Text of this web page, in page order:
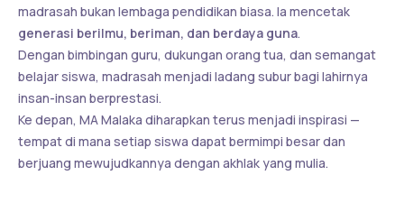
madrasah bukan lembaga pendidikan biasa. Ia mencetak
generasi berilmu, beriman, dan berdaya guna.
Dengan bimbingan guru, dukungan orang tua, dan semangat
belajar siswa, madrasah menjadi ladang subur bagi lahirnya
insan-insan berprestasi.
Ke depan, MA Malaka diharapkan terus menjadi inspirasi —
tempat di mana setiap siswa dapat bermimpi besar dan
berjuang mewujudkannya dengan akhlak yang mulia.